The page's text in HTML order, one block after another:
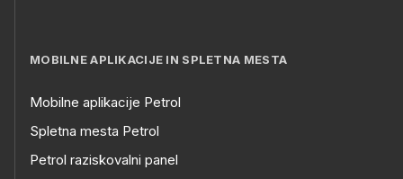
MOBILNE APLIKACIJE IN SPLETNA MESTA
Mobilne aplikacije Petrol
Spletna mesta Petrol
Petrol raziskovalni panel